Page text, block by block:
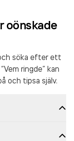
oönskade
söka efter ett
ringde” kan
och tipsa själv.